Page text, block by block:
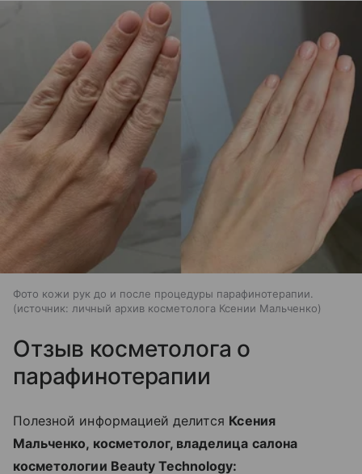
Фото кожи рук до и после процедуры парафинотерапии.
источник: личный архив косметолога Ксении Мальченко
Отзыв косметолога о
парафинотерапии
Полезной информацией делится Ксения
Мальченко, косметолог, владелица салона
косметологии Beauty Technology: